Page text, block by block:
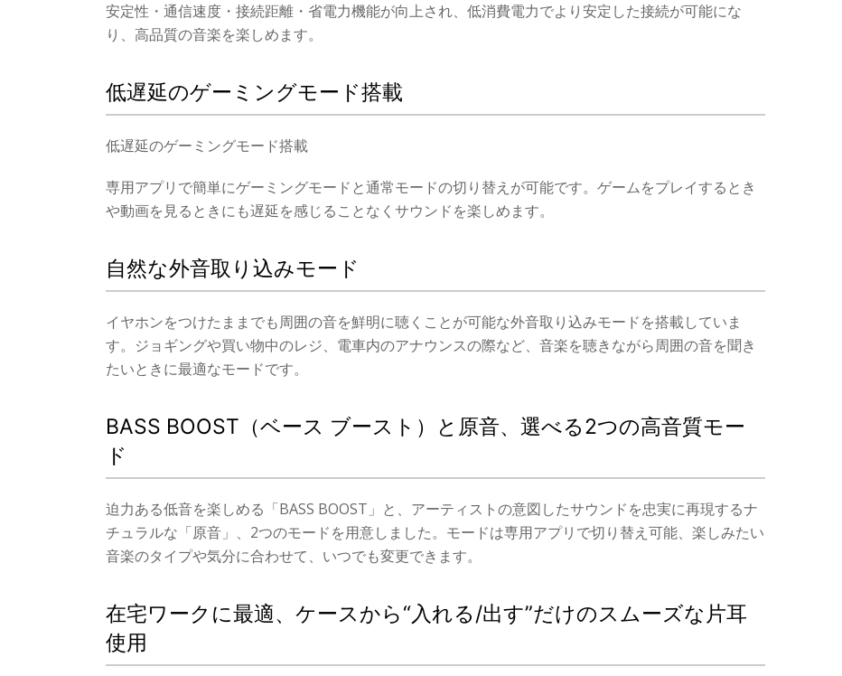
安定性・通信速度・接続距離・省電力機能が向上され、低消費電力でより安定した接続が可能にな
り、高品質の音楽を楽しめます。
低遅延のゲーミングモード搭載
低遅延のゲーミングモード搭載
専用アプリで簡単にゲーミングモードと通常モードの切り替えが可能です。ゲームをプレイするとき
や動画を見るときにも遅延を感じることなくサウンドを楽しめます。
自然な外音取り込みモード
イヤホンをつけたままでも周囲の音を鮮明に聴くことが可能な外音取り込みモードを搭載していま
す。ジョギングや買い物中のレジ、電車内のアナウンスの際など、音楽を聴きながら周囲の音を聞き
たいときに最適なモードです。
BASS BOOST（ベース ブースト）と原音、選べる2つの高音質モー
ド
迫力ある低音を楽しめる「BASS BOOST」と、アーティストの意図したサウンドを忠実に再現するナ
チュラルな「原音」、2つのモードを用意しました。モードは専用アプリで切り替え可能、楽しみたい
音楽のタイプや気分に合わせて、いつでも変更できます。
在宅ワークに最適、ケースから“入れる/出す”だけのスムーズな片耳
使用